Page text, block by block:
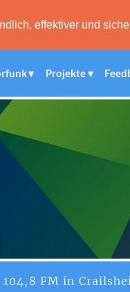
effektiver und
Projekte
FM in